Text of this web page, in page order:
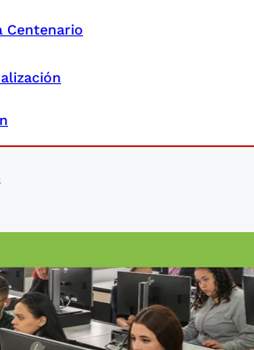
Centenario